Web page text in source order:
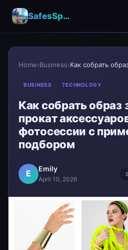
SafesSpace – A Secure Place for Growth & Support
Home›Business›
BUSINESS TECHNOLOGY
Как собрать образ
прокат
фотосессии с
подбором
E Emily
April 10, 2026